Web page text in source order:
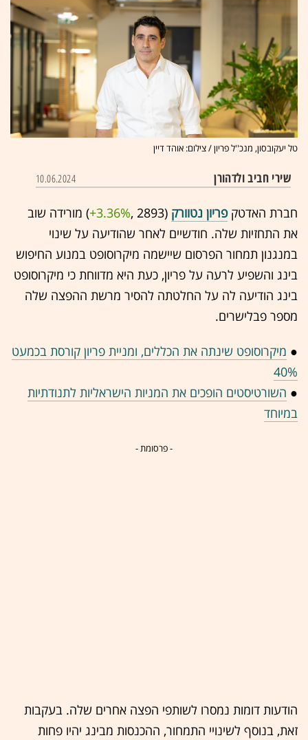
טל יעקובסון, מנכ''ל פריון / צילום: אוהד דיין
שירי חביב ולדהורן 10.06.2024
חברת האדטקפריון נטוורק (2893 ,‎
+3.36%‏) מורידה שוב
את התחזיות שלה. חודשיים לאחר שהודיעה על שינוי
במנגנון תמחור הפרסום שיישמה מיקרוסופט במנוע החיפוש
בינג והשפיע לרעה על פריון, כעת היא מדווחת כי מיקרוסופט
בינג הודיעה לה על החלטתה להסיר מרשת ההפצה שלה
מספר פבלישרים.
● מיקרוסופט שינתה את הכללים, ומניית פריון קורסת בכמעט
40%
● השורטיסטים הופכים את המניות הישראליות לתנודתיות
במיוחד
- פרסומת -
הודעות דומות נמסרו לשותפי הפצה אחרים שלה. בעקבות
זאת, בנוסף לשינויי התמחור, ההכנסות מבינג יהיו פחות